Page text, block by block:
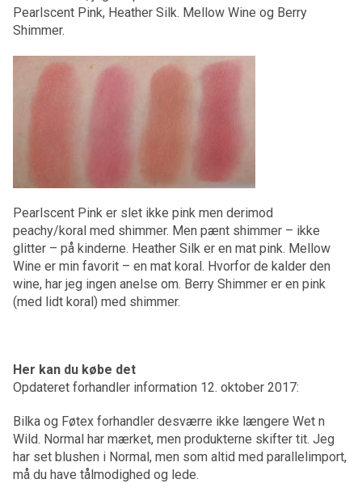
Pearlscent Pink, Heather Silk. Mellow Wine og Berry
Shimmer.
Pearlscent Pink er slet ikke pink men derimod
peachy/koral med shimmer. Men pænt shimmer – ikke
glitter – på kinderne. Heather Silk er en mat pink. Mellow
Wine er min favorit – en mat koral. Hvorfor de kalder den
wine, har jeg ingen anelse om. Berry Shimmer er en pink
(med lidt koral) med shimmer.
Her kan du købe det
Opdateret forhandler information 12. oktober 2017:
Bilka og Føtex forhandler desværre ikke længere Wet n
Wild. Normal har mærket, men produkterne skifter tit. Jeg
har set blushen i Normal, men som altid med parallelimport,
må du have tålmodighed og lede.